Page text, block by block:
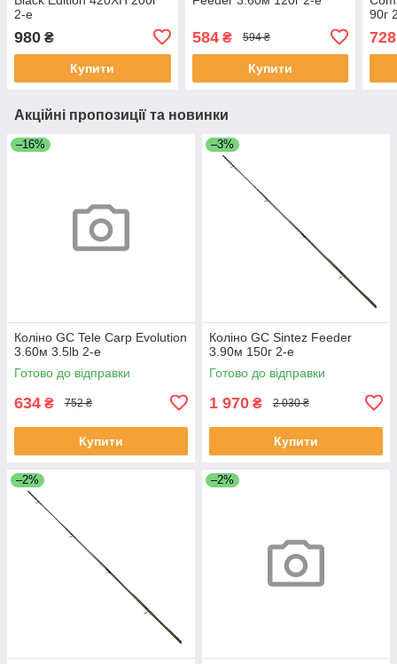
2-е
980 ₴
Купити
584₴ 594 ₴
Купити
90г
728
Акційні пропозиції та новинки
–16%
Коліно GC Tele Carp Evolution
3.60м 3.5lb 2-е
Готово до відправки
634 ₴ 752 ₴
Купити
–3%
Коліно GC Sintez Feeder
3.90м 150г 2-е
Готово до відправки
1 970 ₴ 2 030 ₴
Купити
–2% –2%